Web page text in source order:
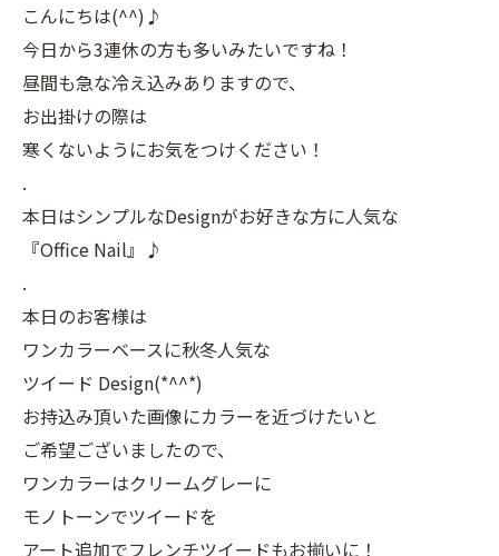
こんにちは(^^)♪
今日から3連休の方も多いみたいですね！
昼間も急な冷え込みありますので、
お出掛けの際は
寒くないようにお気をつけください！
.
本日はシンプルなDesignがお好きな方に人気な
『Office Nail』♪
.
本日のお客様は
ワンカラーベースに秋冬人気な
ツイード Design(*^^*)
お持込み頂いた画像にカラーを近づけたいと
ご希望ございましたので、
ワンカラーはクリームグレーに
モノトーンでツイードを
アート追加でフレンチツイードもお揃いに！